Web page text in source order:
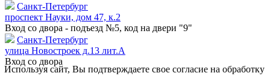
Санкт-Петербург
проспект Науки, дом 47, к.2
Вход со двора - подъезд №5, код на двери "9"
Санкт-Петербург
улица Новостроек д.13 лит.А
Вход со двора
Используя сайт, Вы подтверждаете свое согласие на обработку